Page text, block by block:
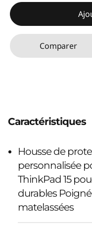
Comparer
Caractéristiques
Housse de
personnalisée
ThinkPad 15
durables
matelassées